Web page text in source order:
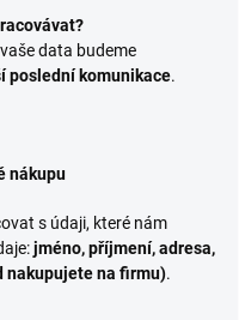
data budeme
poslední komunikace.
nákupu
s údaji, které nám
jméno, příjmení, adresa,
nakupujete na firmu).